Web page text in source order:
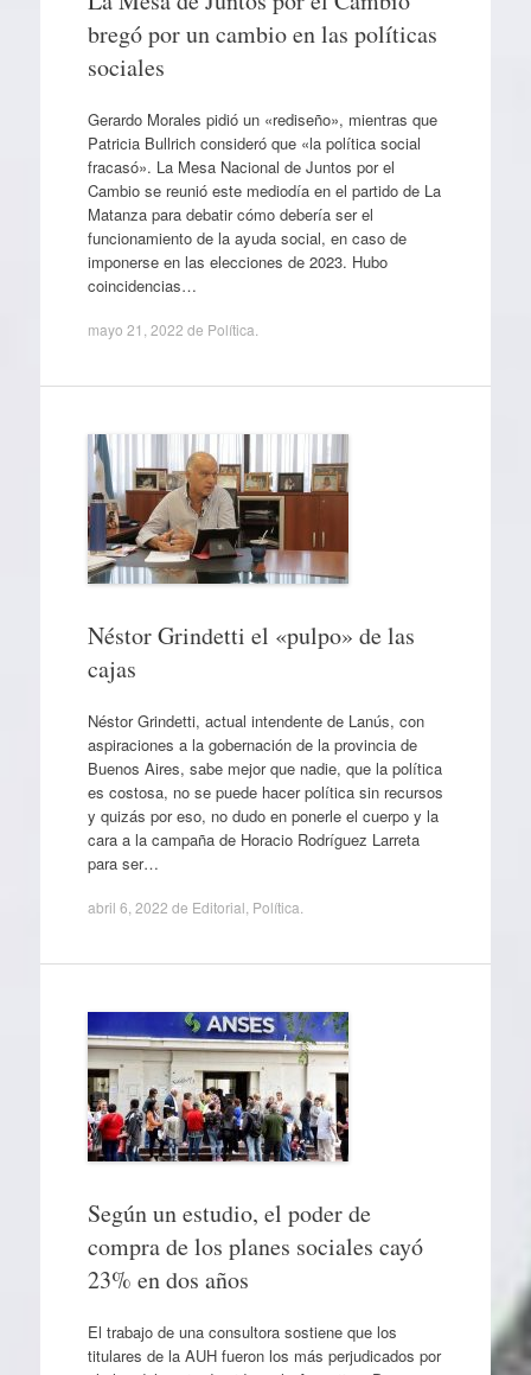
bregó por un cambio en las políticas
sociales
Gerardo Morales pidió un «rediseño», mientras que
Patricia Bullrich consideró que «la política social
fracasó». La Mesa Nacional de Juntos por el
Cambio se reunió este mediodía en el partido de La
Matanza para debatir cómo debería ser el
funcionamiento de la ayuda social, en caso de
imponerse en las elecciones de 2023. Hubo
coincidencias…
mayo 21, 2022 de Política
Néstor Grindetti el «pulpo» de las
cajas
Néstor Grindetti, actual intendente de Lanús, con
aspiraciones a la gobernación de la provincia de
Buenos Aires, sabe mejor que nadie, que la política
es costosa, no se puede hacer política sin recursos
y quizás por eso, no dudo en ponerle el cuerpo y la
cara a la campaña de Horacio Rodríguez Larreta
para ser…
abril 6, 2022 de Editorial Política
Según un estudio, el poder de
compra de los planes sociales cayó
23% en dos años
El trabajo de una consultora sostiene que los
titulares de la AUH fueron los más perjudicados por